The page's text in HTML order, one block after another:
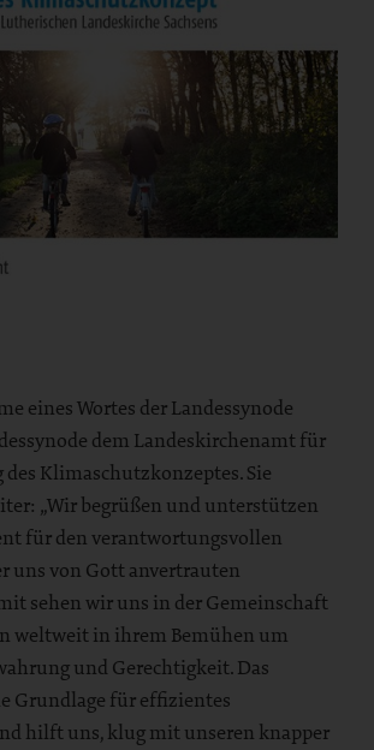
eines Wortes der Landessynode
dem Landeskirchenamt für
Klimaschutzkonzeptes. Sie
„Wir begrüßen und unterstützen
für den verantwortungsvollen
uns von Gott anvertrauten
sehen wir uns in der Gemeinschaft
weltweit in ihrem Bemühen um
und Gerechtigkeit. Das
Grundlage für effizientes
hilft uns, klug mit unseren knapper